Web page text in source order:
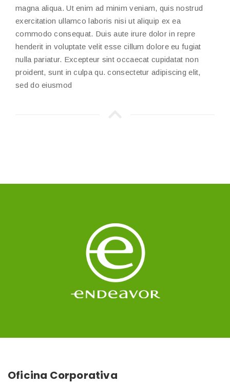
magna aliqua. Ut enim ad minim veniam, quis nostrud
exercitation ullamco laboris nisi ut aliquip ex ea
commodo consequat. Duis aute irure dolor in repre
henderit in voluptate velit esse cillum dolore eu fugiat
nulla pariatur. Excepteur sint occaecat cupidatat non
proident, sunt in culpa qu. consectetur adipiscing elit,
sed do eiusmod
Oficina Corporativa